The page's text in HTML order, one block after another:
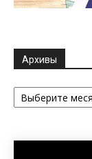
Архивы
Архивы